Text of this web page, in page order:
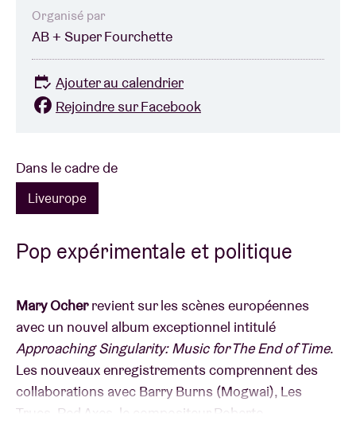
Dans le cadre de
Liveurope
Pop expérimentale et politique
Mary Ocherrevient sur les scènes européennes
avec un nouvel album exceptionnel intitulé
Approaching Singularity: Music for The End of Time.
Les nouveaux enregistrements comprennent des
collaborations avec Barry Burns (Mogwai), Les
Trucs, Red Axes, le compositeur Roberto
Organisé par
AB + Super Fourchette
Ajouter au calendrier
Rejoindre sur Facebook